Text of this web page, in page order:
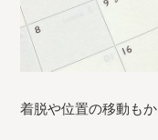
着脱や位置の移動も